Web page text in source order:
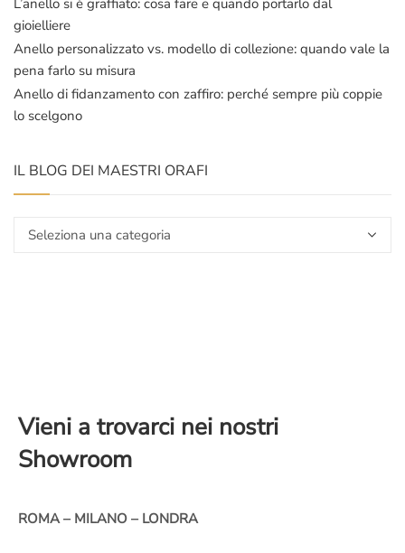
L’anello si è graffiato: cosa fare e quando portarlo dal
gioielliere
Anello personalizzato vs. modello di collezione: quando vale la
pena farlo su misura
Anello di fidanzamento con zaffiro: perché sempre più coppie
lo scelgono
IL BLOG DEI MAESTRI ORAFI
Vieni a trovarci nei nostri
Showroom
ROMA – MILANO – LONDRA